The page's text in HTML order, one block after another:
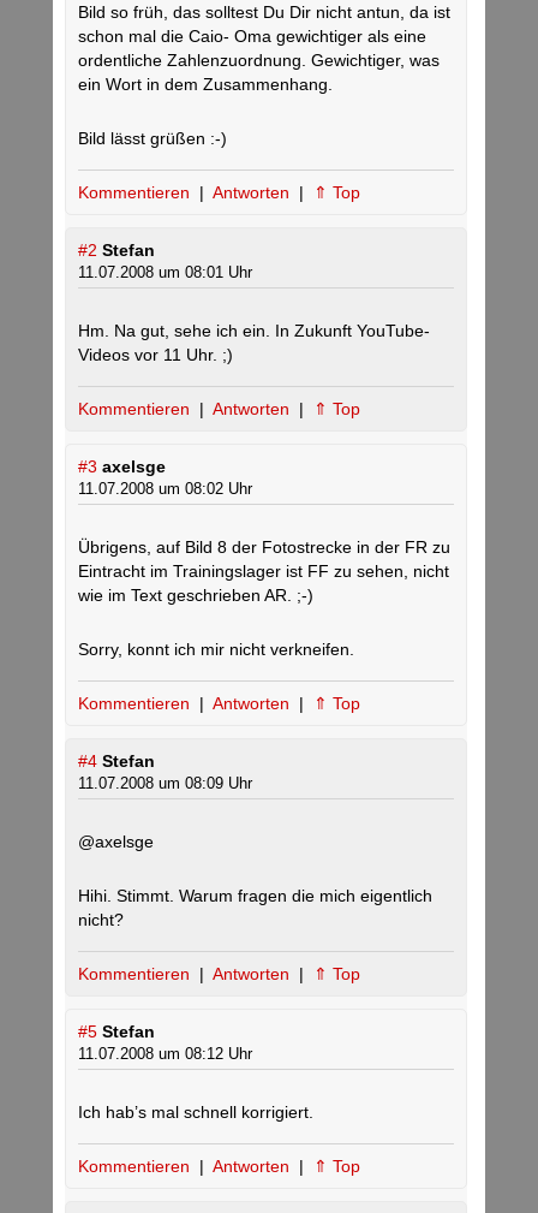
Bild so früh, das solltest Du Dir nicht antun, da ist
schon mal die Caio- Oma gewichtiger als eine
ordentliche Zahlenzuordnung. Gewichtiger, was
ein Wort in dem Zusammenhang.
Bild lässt grüßen :-)
Kommentieren | Antworten | ⇑ Top
#2 Stefan
11.07.2008 um 08:01 Uhr
Hm. Na gut, sehe ich ein. In Zukunft YouTube-
Videos vor 11 Uhr. ;)
Kommentieren | Antworten | ⇑ Top
#3 axelsge
11.07.2008 um 08:02 Uhr
Übrigens, auf Bild 8 der Fotostrecke in der FR zu
Eintracht im Trainingslager ist FF zu sehen, nicht
wie im Text geschrieben AR. ;-)
Sorry, konnt ich mir nicht verkneifen.
Kommentieren | Antworten | ⇑ Top
#4 Stefan
11.07.2008 um 08:09 Uhr
@axelsge
Hihi. Stimmt. Warum fragen die mich eigentlich
nicht?
Kommentieren | Antworten | ⇑ Top
#5 Stefan
11.07.2008 um 08:12 Uhr
Ich hab’s mal schnell korrigiert.
Kommentieren | Antworten | ⇑ Top